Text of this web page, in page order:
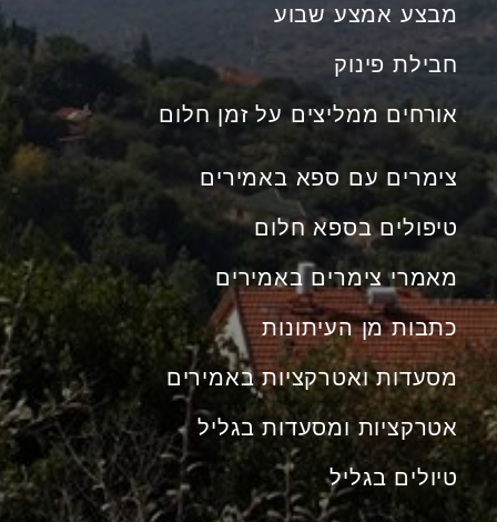
מבצע אמצע שבוע
חבילת פינוק
אורחים ממליצים על זמן חלום
צימרים עם ספא באמירים
טיפולים בספא חלום
מאמרי צימרים באמירים
כתבות מן העיתונות
מסעדות ואטרקציות באמירים
אטרקציות ומסעדות בגליל
טיולים בגליל